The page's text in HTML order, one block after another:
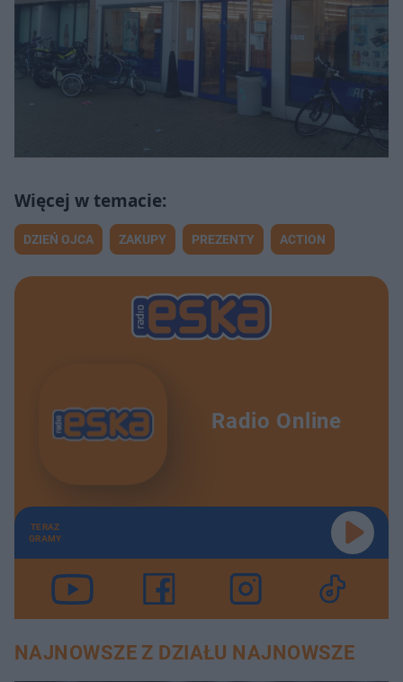
DZIEŃ OJCA ZAKUPY PREZENTY ACTION
Radio Online
TERAZ
GRAMY
NAJNOWSZE Z DZIAŁU NAJNOWSZE